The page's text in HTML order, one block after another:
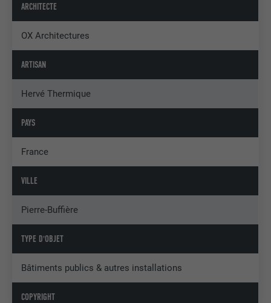
ARCHITECTE
OX Architectures
ARTISAN
Hervé Thermique
PAYS
France
VILLE
Pierre-Buffière
TYPE D'OBJET
Bâtiments publics & autres installations
COPYRIGHT